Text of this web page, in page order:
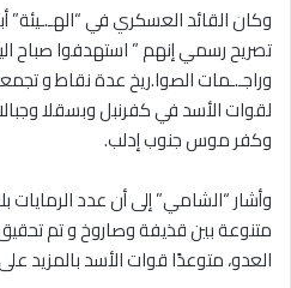
وكان القائد العسكري في
تصريح رسمي إنهم ” استهدفوا صباح
وراجـ.ـمات الصوا.ريخ عدة نقاط و
لقوات الأسد في كفرنبل وبسقلا
وكفر موس جنوب إدلب.
متنوعة بين قذيفة وصاروخ و تم
العدو، متوعدًا قوات الأسد بالمزيد